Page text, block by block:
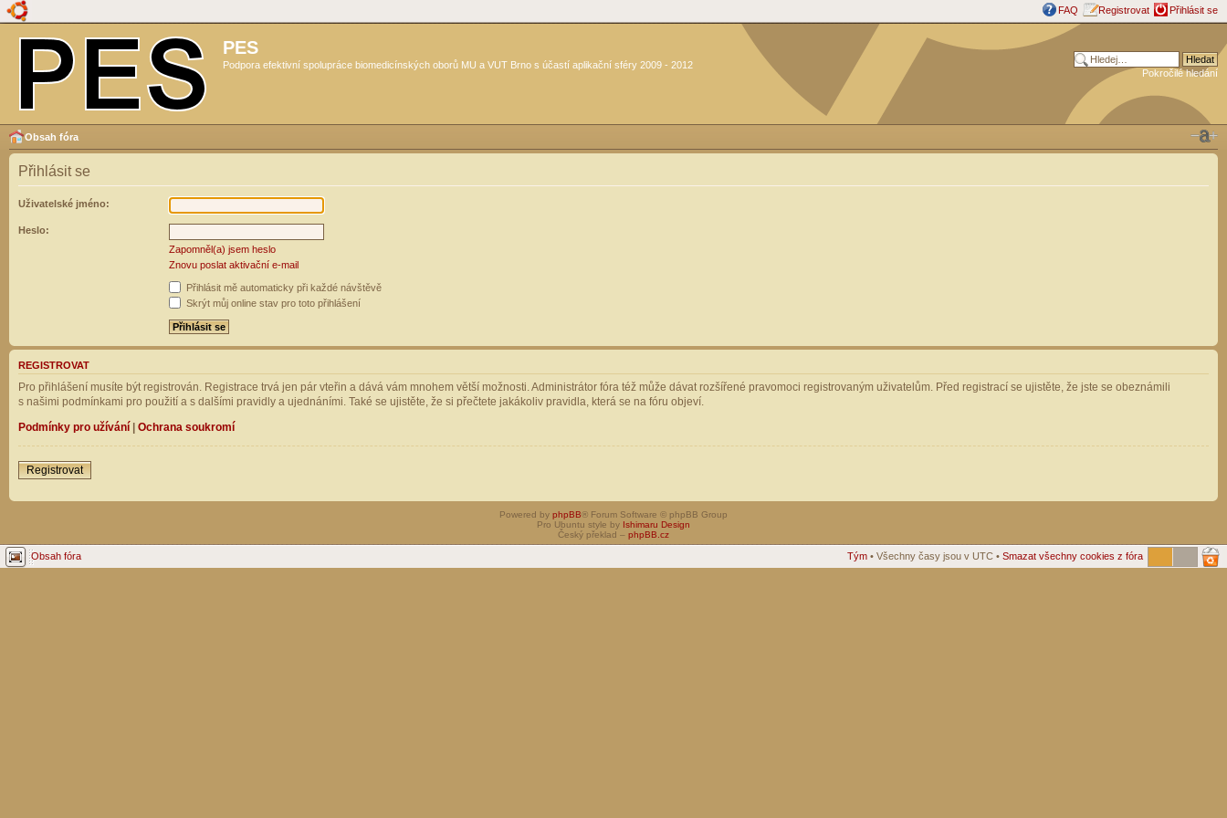
FAQ Registrovat Přihlásit se
PES
Podpora efektivní spolupráce biomedicínských oborů MU a VUT Brno s účastí aplikační sféry 2009 - 2012
Pokročilé hledání
Obsah fóra
Přihlásit se
Uživatelské jméno:
Heslo:
Zapomněl(a) jsem heslo
Znovu poslat aktivační e-mail
Přihlásit mě automaticky při každé návštěvě
Skrýt můj online stav pro toto přihlášení
REGISTROVAT
Pro přihlášení musíte být registrován. Registrace trvá jen pár vteřin a dává vám mnohem větší možnosti. Administrátor fóra též může dávat rozšířené pravomoci registrovaným uživatelům. Před registrací se ujistěte, že jste se obeznámili
s našimi podmínkami pro použití a s dalšími pravidly a ujednáními. Také se ujistěte, že si přečtete jakákoliv pravidla, která se na fóru objeví.
Podmínky pro užívání | Ochrana soukromí
Registrovat
Powered by phpBB® Forum Software © phpBB Group
Pro Ubuntu style by Ishimaru Design
Český překlad – phpBB.cz
Obsah fóra Tým • Všechny časy jsou v UTC • Smazat všechny cookies z fóra